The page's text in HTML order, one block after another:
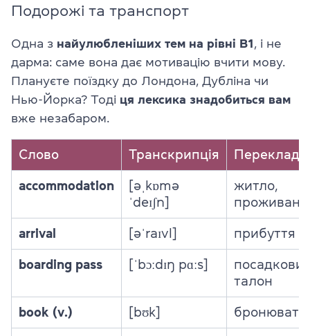
Подорожі та транспорт
Одна з найулюбленіших тем на рівні B1
, і не
дарма: саме вона дає мотивацію вчити мову.
Плануєте поїздку до Лондона, Дубліна чи
Нью-Йорка? Тоді ця лексика знадобиться вам
вже незабаром.
Слово Транскрипція Переклад
accommodation
[əˌkɒmə
ˈdeɪʃn]
житло,
arrival [əˈraɪvl] прибуття
boarding pass [ˈbɔːdɪŋ pɑːs]
талон
book (v.) [bʊk] бронювати